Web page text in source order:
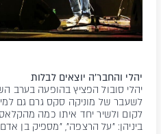
יהלי והחבר'ה יוצאים לבלות
יהלי סובול הפציץ בהופעה בערב
לשעבר של מוניקה סקס גרם גם למי
לקום ולשיר יחד איתו כמה
ביניהן: "על הרצפה", "מספיק בן